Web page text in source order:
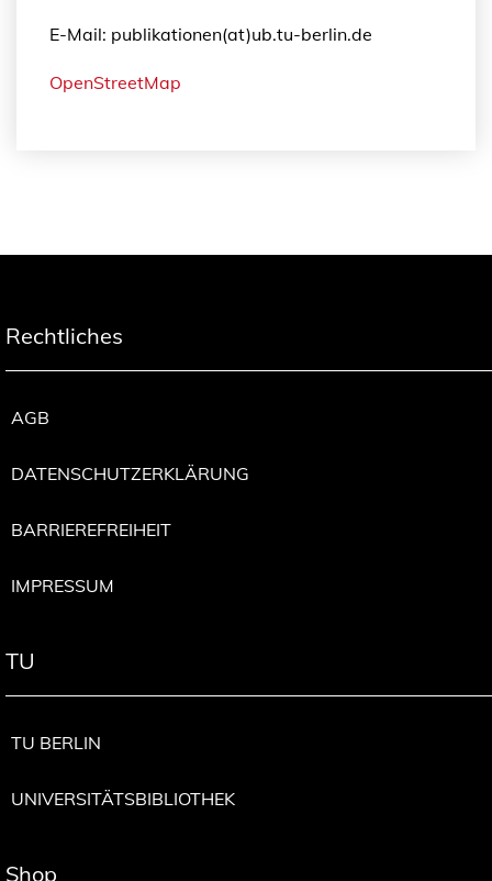
E-Mail: publikationen(at)ub.tu-berlin.de
OpenStreetMap
Rechtliches
AGB
DATENSCHUTZERKLÄRUNG
BARRIEREFREIHEIT
IMPRESSUM
TU
TU BERLIN
UNIVERSITÄTSBIBLIOTHEK
Shop